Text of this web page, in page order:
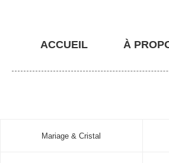
ACCUEIL À
Mariage & Cristal